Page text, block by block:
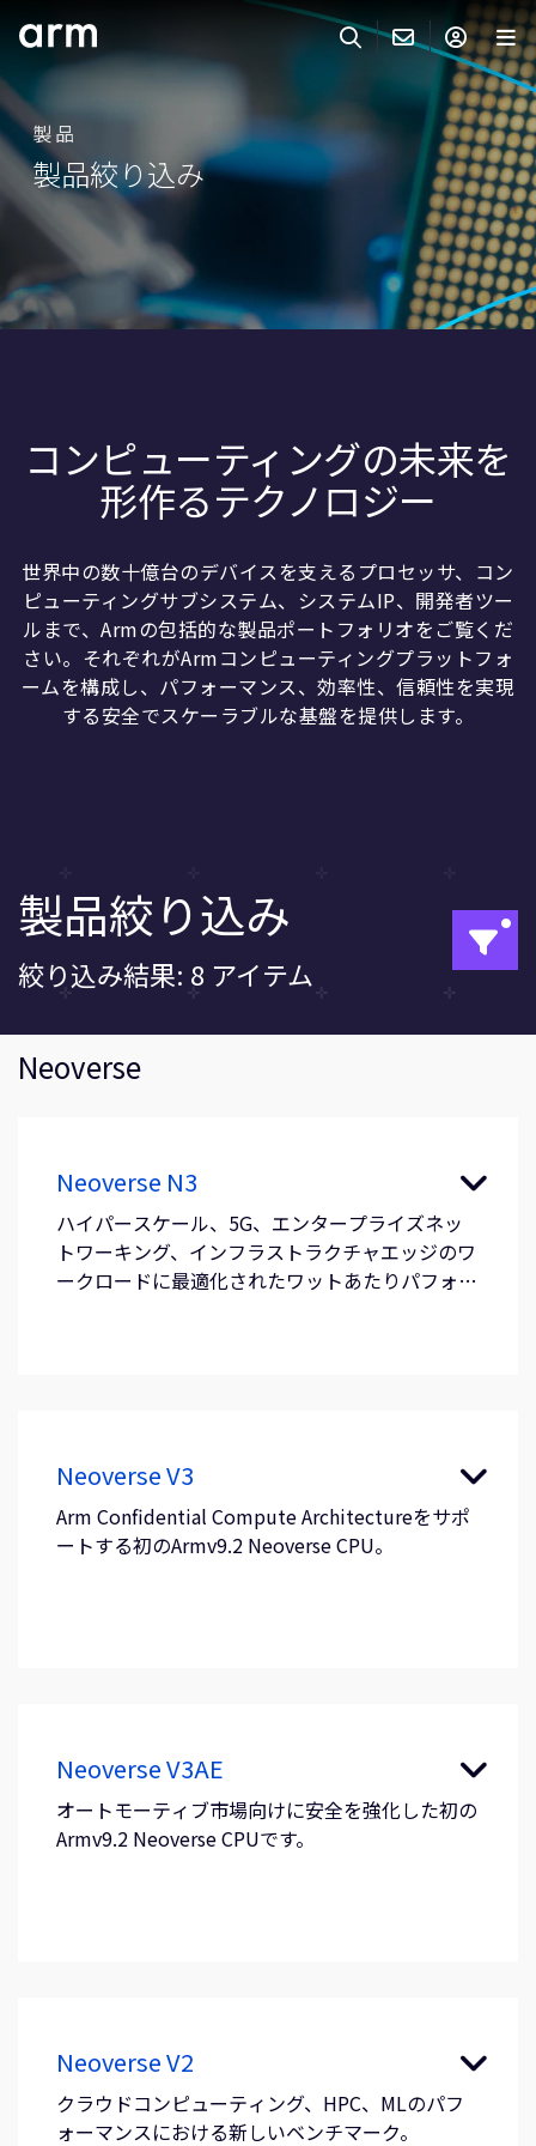
Skip to Footer
サーチ
ARMのお問い合わせ
サポート
IP サポート
Keil Tools
販売
企業様向けFlexible Access
Arm Integrity Helpline
教育関連
人材採用
研究連携
ウェブサイト
IR関連
セキュリティ脆弱性の報告
Tel: + 44(1223) 400 400 [main reception]
Fax: + 44(1223) 400 410
全てのオフィスを見る
ARMアカウント
Armアカウント
ログインしてArmアカウントにアクセスする。
ログイン
製品
分野
パートナー
サポート&トレーニング
製品
製品絞り込み
コンピューティングの未来を
形作るテクノロジー
世界中の数十億台のデバイスを支えるプロセッサ、コン
ピューティングサブシステム、システムIP、開発者ツー
ルまで、Armの包括的な製品ポートフォリオをご覧くだ
さい。それぞれがArmコンピューティングプラットフォ
ームを構成し、パフォーマンス、効率性、信頼性を実現
する安全でスケーラブルな基盤を提供します。
製品絞り込み
絞り込み結果: 8 アイテム
Neoverse
Neoverse N3
ハイパースケール、5G、エンタープライズネッ
トワーキング、インフラストラクチャエッジのワ
ークロードに最適化されたワットあたりパフォー
Neoverse V3
Arm Confidential Compute Architectureをサポ
ートする初のArmv9.2 Neoverse CPU。
Neoverse V3AE
オートモーティブ市場向けに安全を強化した初の
Armv9.2 Neoverse CPUです。
Neoverse V2
クラウドコンピューティング、HPC、MLのパフ
ォーマンスにおける新しいベンチマーク。